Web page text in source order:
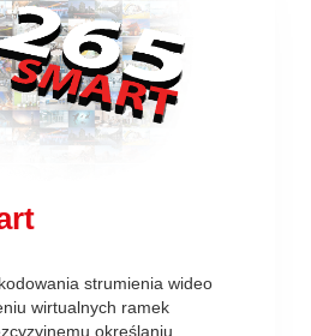
strumienia wideo
wirtualnych ramek
określaniu